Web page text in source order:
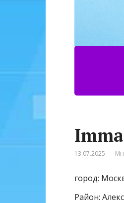
13.07.2025
город:
Район: